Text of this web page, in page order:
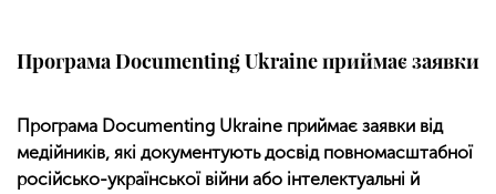
Програма Documenting Ukraine приймає заявки
Програма Documenting Ukraine приймає заявки від
медійників, які документують досвід повномасштабної
російсько-української війни або інтелектуальні й